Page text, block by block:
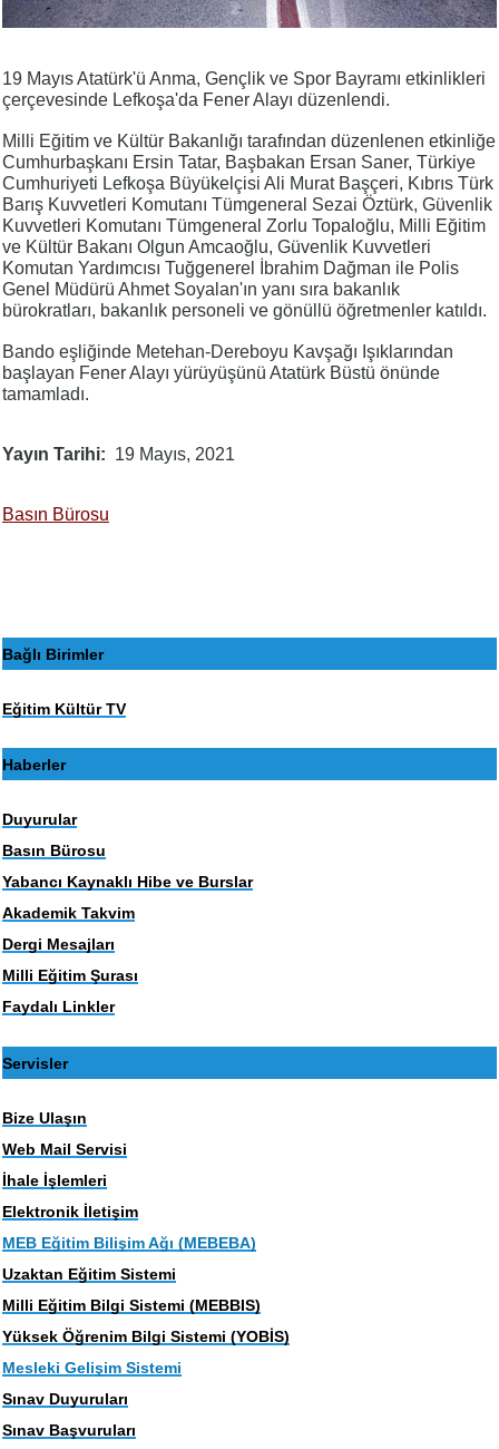
19 Mayıs Atatürk'ü Anma, Gençlik ve Spor Bayramı etkinlikleri
çerçevesinde Lefkoşa'da Fener Alayı düzenlendi.
Milli Eğitim ve Kültür Bakanlığı tarafından düzenlenen etkinliğe
Cumhurbaşkanı Ersin Tatar, Başbakan Ersan Saner, Türkiye
Cumhuriyeti Lefkoşa Büyükelçisi Ali Murat Başçeri, Kıbrıs Türk
Barış Kuvvetleri Komutanı Tümgeneral Sezai Öztürk, Güvenlik
Kuvvetleri Komutanı Tümgeneral Zorlu Topaloğlu, Milli Eğitim
ve Kültür Bakanı Olgun Amcaoğlu, Güvenlik Kuvvetleri
Komutan Yardımcısı Tuğgenerel İbrahim Dağman ile Polis
Genel Müdürü Ahmet Soyalan'ın yanı sıra bakanlık
bürokratları, bakanlık personeli ve gönüllü öğretmenler katıldı.
Bando eşliğinde Metehan-Dereboyu Kavşağı Işıklarından
başlayan Fener Alayı yürüyüşünü Atatürk Büstü önünde
tamamladı.
Yayın Tarihi 19 Mayıs, 2021
Basın Bürosu
Bağlı Birimler
Eğitim Kültür TV
Haberler
Duyurular
Basın Bürosu
Yabancı Kaynaklı Hibe ve Burslar
Akademik Takvim
Dergi Mesajları
Milli Eğitim Şurası
Faydalı Linkler
Servisler
Bize Ulaşın
Web Mail Servisi
İhale İşlemleri
Elektronik İletişim
MEB Eğitim Bilişim Ağı (MEBEBA)
Uzaktan Eğitim Sistemi
Milli Eğitim Bilgi Sistemi (MEBBIS)
Yüksek Öğrenim Bilgi Sistemi (YOBİS)
Mesleki Gelişim Sistemi
Sınav Duyuruları
Sınav Başvuruları